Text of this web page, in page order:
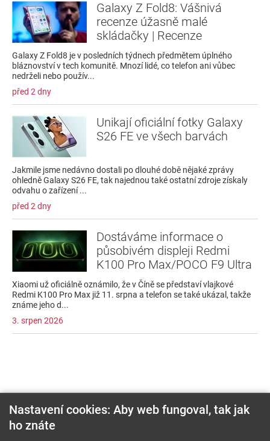
Galaxy Z Fold8: Vášnivá
recenze úžasně malé
skládačky | Recenze
Galaxy Z Fold8 je v posledních týdnech předmětem úplného
bláznovství v tech komunitě. Mnozí lidé, co telefon ani vůbec
nedrželi nebo použív...
před 2 dny
Unikají oficiální fotky Galaxy
S26 FE ve všech barvách
Jakmile jsme nedávno dostali po dlouhé době nějaké zprávy
ohledně Galaxy S26 FE, tak najednou také ostatní zdroje získaly
odvahu o zařízení ...
před 2 dny
Dostáváme informace o
působivém displeji Redmi
K100 Pro Max/POCO F9 Ultra
Xiaomi už oficiálně oznámilo, že v Číně se představí vlajkové
Redmi K100 Pro Max již 11. srpna a telefon se také ukázal, takže
známe jeho d...
3. srpen 2026
Nastavení cookies: Aby web fungoval, tak jak
ho znáte